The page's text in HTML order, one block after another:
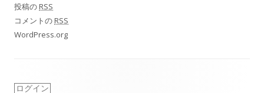
投稿のRSS
コメントのRSS
WordPress.org
ログイン